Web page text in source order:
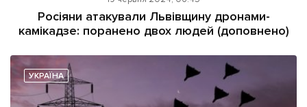
Інтерв'ю
Картки
Репортаж
Розслідування
Прес-релізи
Фото/Відео
Made in Lviv
Росіяни атакували Львівщину дронами-
камікадзе: поранено двох людей (доповнено)
УКРАЇНА